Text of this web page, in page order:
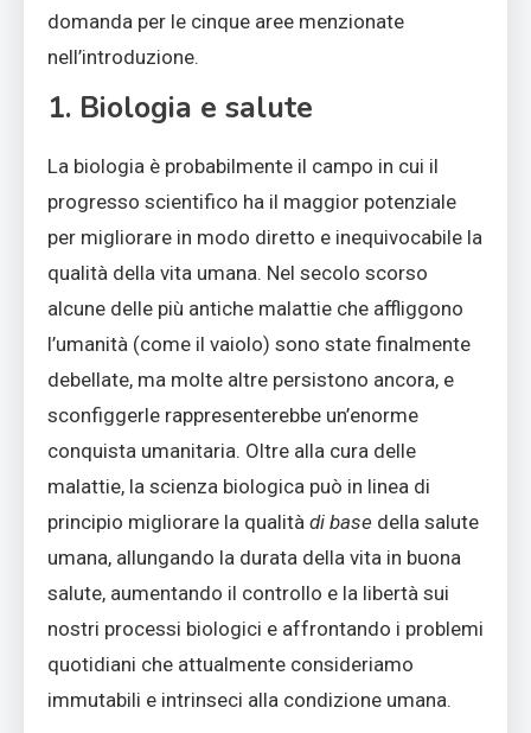
domanda per le cinque aree menzionate
nell’introduzione.
1. Biologia e salute
La biologia è probabilmente il campo in cui il
progresso scientifico ha il maggior potenziale
per migliorare in modo diretto e inequivocabile la
qualità della vita umana. Nel secolo scorso
alcune delle più antiche malattie che affliggono
l’umanità (come il vaiolo) sono state finalmente
debellate, ma molte altre persistono ancora, e
sconfiggerle rappresenterebbe un’enorme
conquista umanitaria. Oltre alla cura delle
malattie, la scienza biologica può in linea di
principio migliorare la qualità di base della salute
umana, allungando la durata della vita in buona
salute, aumentando il controllo e la libertà sui
nostri processi biologici e affrontando i problemi
quotidiani che attualmente consideriamo
immutabili e intrinseci alla condizione umana.